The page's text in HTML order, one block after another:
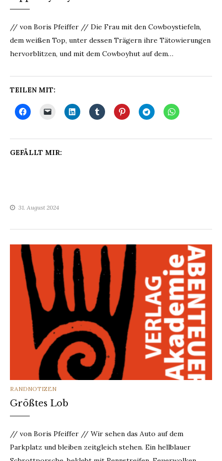
// von Boris Pfeiffer // Die Frau mit den Cowboystiefeln,
dem weißen Top, unter dessen Trägern ihre Tätowierungen
hervorblitzen, und mit dem Cowboyhut auf dem…
TEILEN MIT:
GEFÄLLT MIR:
31. August 2024
CATEGORIES
RANDNOTIZEN
Größtes Lob
// von Boris Pfeiffer // Wir sehen das Auto auf dem
Parkplatz und bleiben zeitgleich stehen. Ein hellblauer